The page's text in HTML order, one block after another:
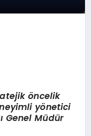
öncelik
yönetici
Genel Müdür